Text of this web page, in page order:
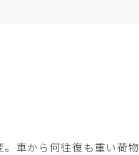
車から何往復も重い荷物